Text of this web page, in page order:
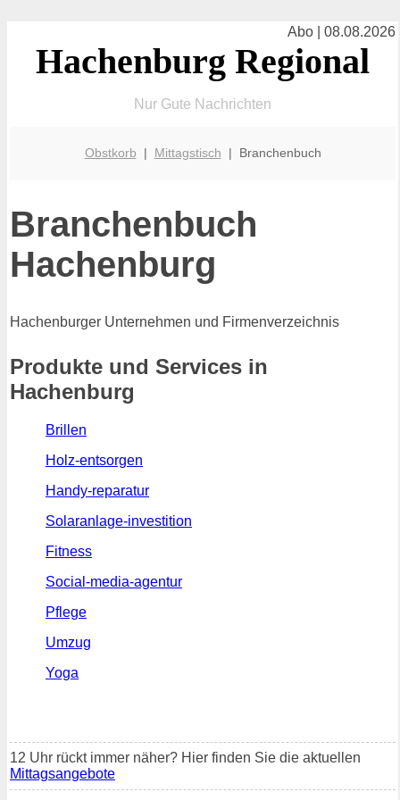
Abo | 08.08.2026
Hachenburg Regional
Nur Gute Nachrichten
Obstkorb | Mittagstisch | Branchenbuch
Branchenbuch
Hachenburg
Hachenburger Unternehmen und Firmenverzeichnis
Produkte und Services in
Hachenburg
Brillen
Holz-entsorgen
Handy-reparatur
Solaranlage-investition
Fitness
Social-media-agentur
Pflege
Umzug
Yoga
12 Uhr rückt immer näher? Hier finden Sie die aktuellen
Mittagsangebote